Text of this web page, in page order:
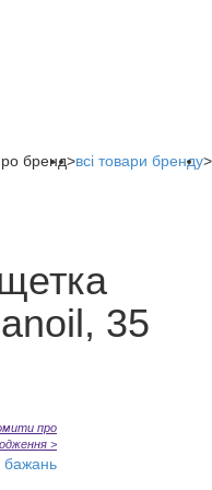
бренд>всі товари бренду>
35
про
>
бажань